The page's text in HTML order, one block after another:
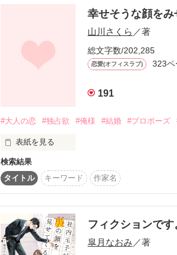
失恋の“応急処置”のはずが、鍵まで渡され
仕事では冷静な上司、オフモードでは甘く
新人研修の頃から彼女を見ていた男の本音
けれどこれは、逃げ場のない恋を、ふたり
2026.4.17　本編完結しました。
2026.4.19～　番外編(作品番号1780186)を
※本編読了後にぜひご覧ください。
2026.4.28　編集部オススメ作品に選んでい
˙˳⋆𓈒𓏸˙˳⋆ ˙˳⋆ 𓈒𓏸˙˳⋆˙˳⋆𓈒𓏸˙˳⋆ ˙˳⋆ 𓈒𓏸˙˳⋆
幸せそうな顔をみ
山川さくら ／著
総文字数/202,285
恋愛(オフィスラブ) 323ペ
191
#大人の恋 #独占欲 #俺様 #結婚 #プロポーズ
表紙を見る
いつもの帰り道。
でも、ちょっとだけ
あなたの『心』の中を覗いてみたい。
検索結果
タイトル
キーワード 作家名
フィクションで
皐月なおみ ／著